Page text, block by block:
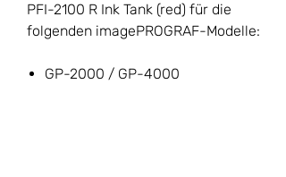
PFI-2100 R Ink Tank (red) für die
folgenden imagePROGRAF-Modelle:
GP-2000 / GP-4000